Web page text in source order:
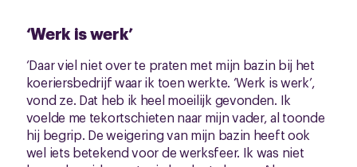
‘Werk is werk’
‘Daar viel niet over te praten met mijn bazin bij het
koeriersbedrijf waar ik toen werkte. ‘Werk is werk’,
vond ze. Dat heb ik heel moeilijk gevonden. Ik
voelde me tekortschieten naar mijn vader, al toonde
hij begrip. De weigering van mijn bazin heeft ook
wel iets betekend voor de werksfeer. Ik was niet